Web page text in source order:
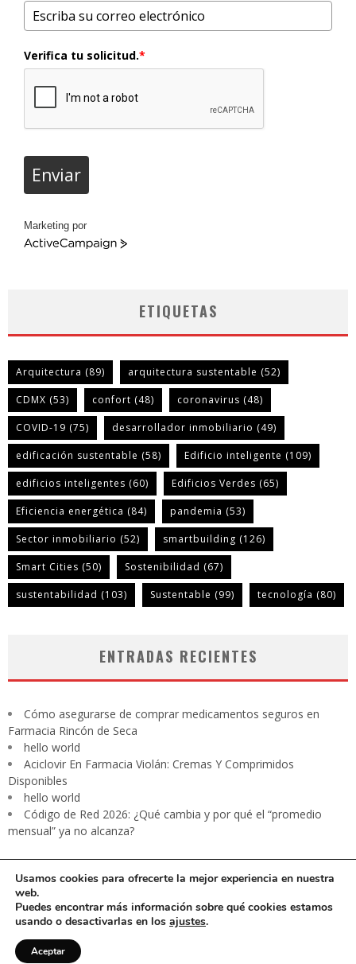
Verifica tu solicitud.*
Enviar
Marketing por
ActiveCampaign
ETIQUETAS
Arquitectura (89) arquitectura sustentable (52)
CDMX (53) confort (48) coronavirus (48)
COVID-19 (75) desarrollador inmobiliario (49)
edificación sustentable (58) Edificio inteligente (109)
edificios inteligentes (60) Edificios Verdes (65)
Eficiencia energética (84) pandemia (53)
Sector inmobiliario (52) smartbuilding (126)
Smart Cities (50) Sostenibilidad (67)
sustentabilidad (103) Sustentable (99) tecnología (80)
ENTRADAS RECIENTES
Cómo asegurarse de comprar medicamentos seguros en
Farmacia Rincón de Seca
hello world
Aciclovir En Farmacia Violán: Cremas Y Comprimidos
Disponibles
hello world
Código de Red 2026: ¿Qué cambia y por qué el “promedio
mensual” ya no alcanza?
CARTA PRESIDENTE
Usamos cookies para ofrecerte la mejor experiencia en nuestra
web.
Puedes encontrar más información sobre qué cookies estamos
usando o desactivarlas en los ajustes.
Aceptar